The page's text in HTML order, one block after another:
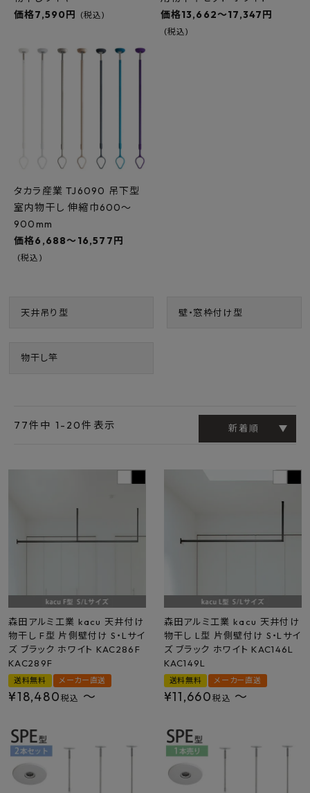
価格7,590円 (税込)
価格13,662～17,347円
(税込)
タカラ産業 TJ6090 吊下型
室内物干し 伸縮巾600～
900mm
価格6,688～16,577円
(税込)
天井吊り型 壁・窓枠付け型
物干し竿
新着順
77件中 1 - 20件表示
森田アルミ工業 kacu 天井付け
物干し F型 片側壁付け S・Lサイ
ズ ブラック ホワイト KAC286F
KAC289F
送料無料 メーカー直送
¥18,480 税込 〜
森田アルミ工業 kacu 天井付け
物干し L型 片側壁付け S・Lサイ
ズ ブラック ホワイト KAC146L
KAC149L
送料無料 メーカー直送
¥11,660税込 〜